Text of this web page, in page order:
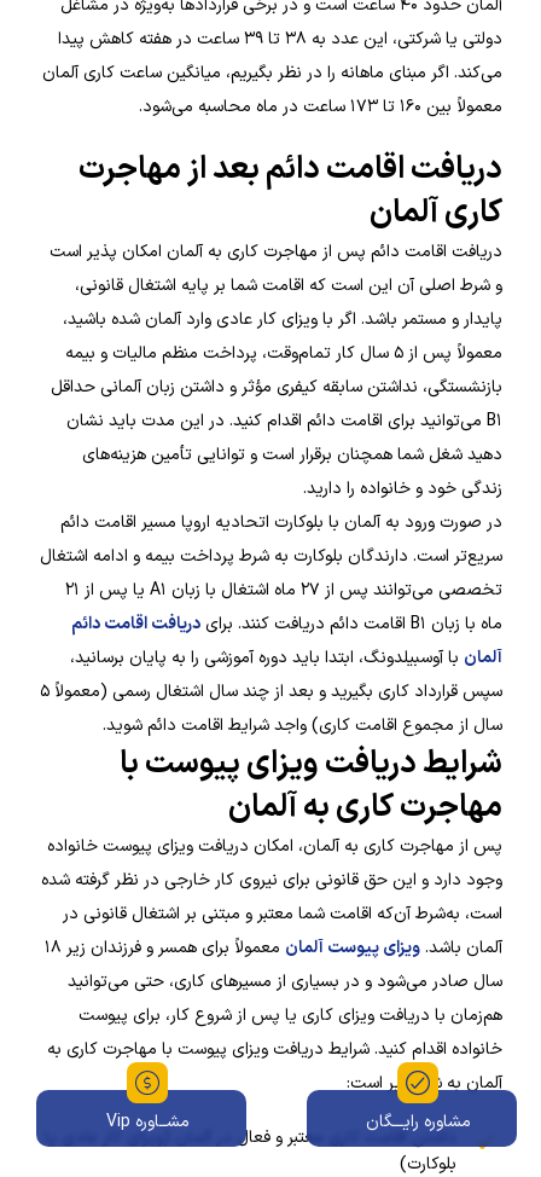
آلمان حدود ۴۰ ساعت است و در برخی قراردادها به‌ویژه در مشاغل
دولتی یا شرکتی، این عدد به ۳۸ تا ۳۹ ساعت در هفته کاهش پیدا
می‌کند. اگر مبنای ماهانه را در نظر بگیریم، میانگین ساعت کاری آلمان
معمولاً بین ۱۶۰ تا ۱۷۳ ساعت در ماه محاسبه می‌شود.
دریافت اقامت دائم بعد از مهاجرت
کاری آلمان
دریافت اقامت دائم پس از مهاجرت کاری به آلمان امکان پذیر است
و شرط اصلی آن این است که اقامت شما بر پایه اشتغال قانونی،
پایدار و مستمر باشد. اگر با ویزای کار عادی وارد آلمان شده باشید،
معمولاً پس از ۵ سال کار تمام‌وقت، پرداخت منظم مالیات و بیمه
بازنشستگی، نداشتن سابقه کیفری مؤثر و داشتن زبان آلمانی حداقل
B۱ می‌توانید برای اقامت دائم اقدام کنید. در این مدت باید نشان
دهید شغل شما همچنان برقرار است و توانایی تأمین هزینه‌های
زندگی خود و خانواده را دارید.
در صورت ورود به آلمان با بلوکارت اتحادیه اروپا مسیر اقامت دائم
سریع‌تر است. دارندگان بلوکارت به شرط پرداخت بیمه و ادامه اشتغال
تخصصی می‌توانند پس از ۲۷ ماه اشتغال با زبان A۱ یا پس از ۲۱
ماه با زبان B۱ اقامت دائم دریافت کنند. برای
دریافت اقامت دائم
آلمان با آوسبیلدونگ، ابتدا باید دوره آموزشی را به پایان برسانید،
سپس قرارداد کاری بگیرید و بعد از چند سال اشتغال رسمی (معمولاً ۵
سال از مجموع اقامت کاری) واجد شرایط اقامت دائم شوید.
شرایط دریافت ویزای پیوست با
مهاجرت کاری به آلمان
پس از مهاجرت کاری به آلمان، امکان دریافت ویزای پیوست خانواده
وجود دارد و این حق قانونی برای نیروی کار خارجی در نظر گرفته شده
است، به‌شرط آن‌که اقامت شما معتبر و مبتنی بر اشتغال قانونی در
آلمان باشد.ویزای پیوست آلمان
معمولاً برای همسر و فرزندان زیر ۱۸
سال صادر می‌شود و در بسیاری از مسیرهای کاری، حتی می‌توانید
هم‌زمان با دریافت ویزای کاری یا پس از شروع کار، برای پیوست
خانواده اقدام کنید. شرایط دریافت ویزای پیوست با مهاجرت کاری به
آلمان به شرح زیر است:
داشتن اقامت کاری معتبر و فعال در آلمان (ویزای کار عادی یا
بلوکارت)
مشاوره رایـــگان مشــاوره Vip